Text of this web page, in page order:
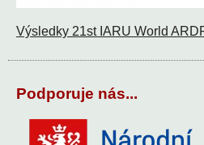
Výsledky 21st IARU World
Podporuje nás...